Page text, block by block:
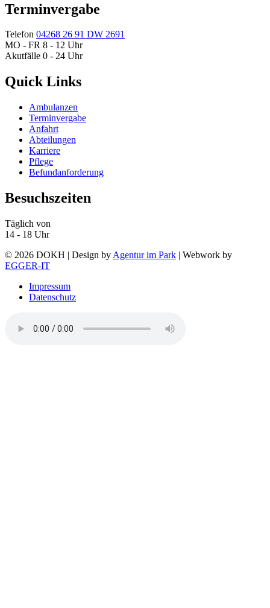
Terminvergabe
Telefon 04268 26 91 DW 2691
MO - FR 8 - 12 Uhr
Akutfälle 0 - 24 Uhr
Quick Links
Ambulanzen
Terminvergabe
Anfahrt
Abteilungen
Karriere
Pflege
Befundanforderung
Besuchszeiten
Täglich von
14 - 18 Uhr
© 2026 DOKH | Design by Agentur im Park | Webwork by
EGGER-IT
Impressum
Datenschutz